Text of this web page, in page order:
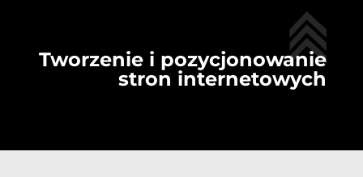
Tworzenie i pozycjonowanie
stron internetowych